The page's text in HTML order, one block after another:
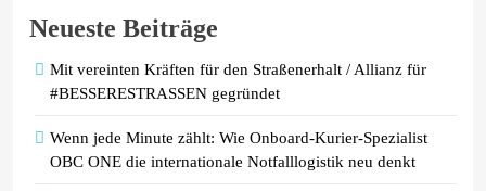
PKV-Vertrieb im Wandel: Warum die
JP Consulting GmbH keine Leads
mehr verteilt
Neueste Beiträge
Mit vereinten Kräften für den Straßenerhalt / Allianz für
#BESSERESTRASSEN gegründet
Wenn jede Minute zählt: Wie Onboard-Kurier-Spezialist
OBC ONE die internationale Notfalllogistik neu denkt